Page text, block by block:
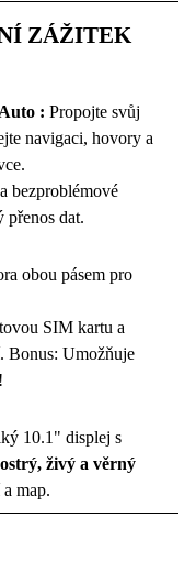
ZÁŽITEK
: Propojte svůj
navigaci, hovory a
bezproblémové
přenos dat.
obou pásem pro
SIM kartu a
Bonus: Umožňuje
10.1" displej s
živý a věrný
map.